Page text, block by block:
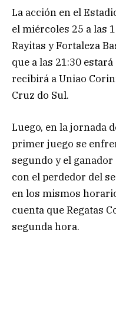
La acción en el
el miércoles 25 a las
Rayitas y Fortaleza
que a las 21:30
recibirá a Uniao
Cruz do Sul.
Luego, en la jornada
primer juego se
segundo y el
con el perdedor del
en los mismos
cuenta que Regatas
segunda hora.